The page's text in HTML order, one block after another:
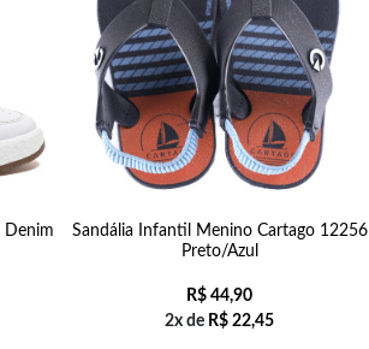
Denim
Sandália Infantil Menino Cartago 12256
Preto/Azul
R$ 44,90
2x de R$ 22,45